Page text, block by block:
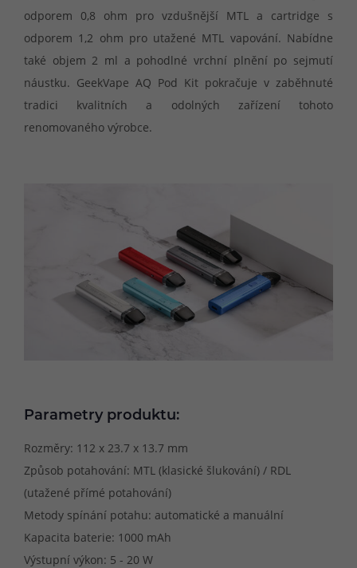
odporem 0,8 ohm pro vzdušnější MTL a cartridge s
odporem 1,2 ohm pro utažené MTL vapování. Nabídne
také objem 2 ml a pohodlné vrchní plnění po sejmutí
náustku. GeekVape AQ Pod Kit pokračuje v zaběhnuté
tradici kvalitních a odolných zařízení tohoto
renomovaného výrobce.
Parametry produktu:
Rozměry: 112 x 23.7 x 13.7 mm
Způsob potahování: MTL (klasické šlukování) / RDL
(utažené přímé potahování)
Metody spínání potahu: automatické a manuální
Kapacita baterie: 1000 mAh
Výstupní výkon: 5 - 20 W